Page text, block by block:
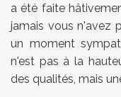
a été faite
jamais vous n'avez
un moment
n'est pas à la
des qualités, mais